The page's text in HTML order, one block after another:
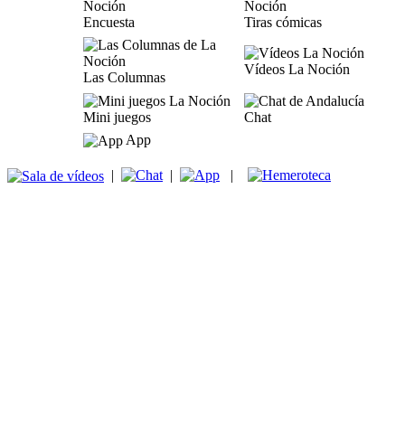
Encuesta Tiras cómicas
Las Columnas
Vídeos La Noción
Mini juegos
Chat
App
| | |